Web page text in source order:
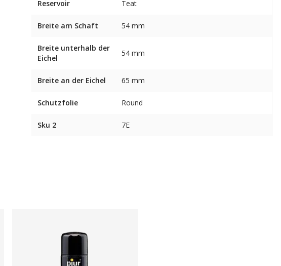
Reservoir Teat
Breite am Schaft 54 mm
Breite unterhalb der
Eichel
54 mm
Breite an der Eichel 65 mm
Schutzfolie Round
Sku 2 7E